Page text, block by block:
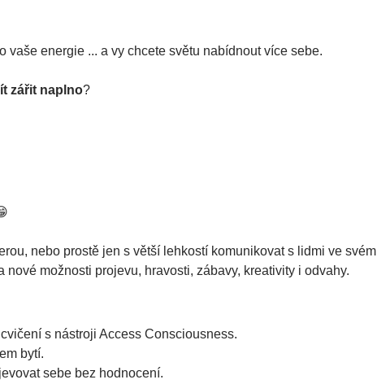
energie ... a vy chcete světu nabídnout více sebe.
zářit naplno?
nebo prostě jen s větší lehkostí komunikovat s lidmi ve svém
možnosti projevu, hravosti, zábavy, kreativity i odvahy.
s nástroji Access Consciousness.
bytí.
sebe bez hodnocení.